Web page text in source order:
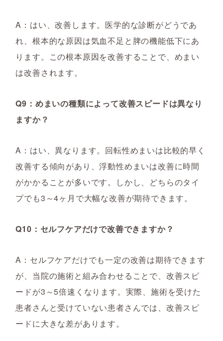
A：はい、改善します。医学的な診断がどうであ
れ、根本的な原因は気血不足と脾の機能低下にあ
ります。この根本原因を改善することで、めまい
は改善されます。
Q9：めまいの種類によって改善スピードは異なり
ますか？
A：はい、異なります。回転性めまいは比較的早く
改善する傾向があり、浮動性めまいは改善に時間
がかかることが多いです。しかし、どちらのタイ
プでも3～4ヶ月で大幅な改善が期待できます。
Q10：セルフケアだけで改善できますか？
A：セルフケアだけでも一定の改善は期待できます
が、当院の施術と組み合わせることで、改善スピ
ードが3～5倍速くなります。実際、施術を受けた
患者さんと受けていない患者さんでは、改善スピ
ードに大きな差があります。